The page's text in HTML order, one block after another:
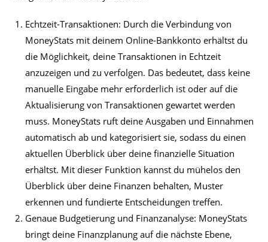
Echtzeit-Transaktionen: Durch die Verbindung von
MoneyStats mit deinem Online-Bankkonto erhältst du
die Möglichkeit, deine Transaktionen in Echtzeit
anzuzeigen und zu verfolgen. Das bedeutet, dass keine
manuelle Eingabe mehr erforderlich ist oder auf die
Aktualisierung von Transaktionen gewartet werden
muss. MoneyStats ruft deine Ausgaben und Einnahmen
automatisch ab und kategorisiert sie, sodass du einen
aktuellen Überblick über deine finanzielle Situation
erhältst. Mit dieser Funktion kannst du mühelos den
Überblick über deine Finanzen behalten, Muster
erkennen und fundierte Entscheidungen treffen.
Genaue Budgetierung und Finanzanalyse: MoneyStats
bringt deine Finanzplanung auf die nächste Ebene,